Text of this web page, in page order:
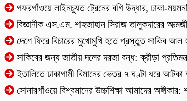
গফরগাঁওয়ে লাইনচ্যুত ট্রেনের বগি উদ্ধার, ঢাকা-
বিজ্ঞানীক এস.এম. শাহজাহান সিরাজ তালুকদারের
দেশে ফিরে বিচারের মুখোমুখি হতে প্রস্তুত সাকিব আল
সাকিবের জন্য জাতীয় দলের দরজা বন্ধ: ক্রীড়া
ইতালিতে ঢাকাগামী বিমানের ভেতর ৭ ঘণ্টা ধরে
সোনারগাঁওয়ে বিশ্বমানের উচ্চশিক্ষা আমাদের অঙ্গীকার: